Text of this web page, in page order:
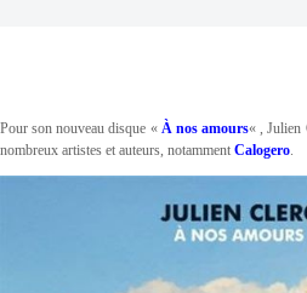
Pour son nouveau disque « À nos amours« , Julien
nombreux artistes et auteurs, notamment Calogero.